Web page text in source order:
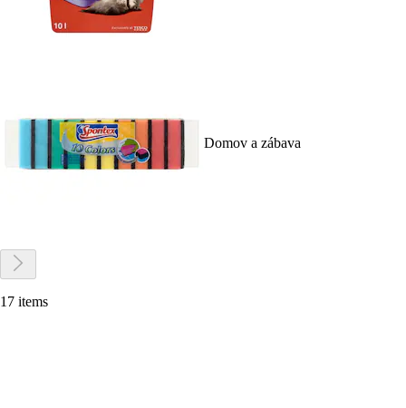
Domov a zábava
17 items